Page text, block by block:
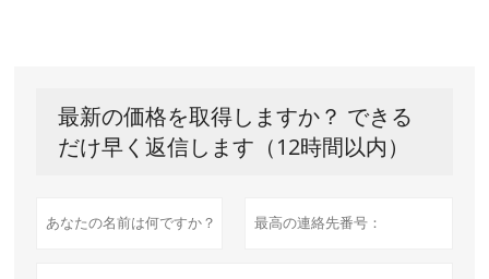
最新の価格を取得しますか？ できる
だけ早く返信します（12時間以内）